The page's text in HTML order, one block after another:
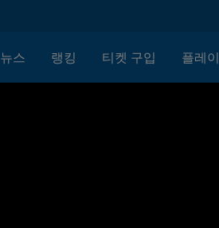
뉴스 랭킹 티켓 구입 플레이